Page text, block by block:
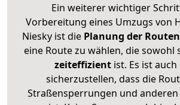
Ein weiterer wichtiger
Vorbereitung eines Umzugs von
Niesky ist die Planung der Routen
eine Route zu wählen, die sowohl
zeiteffizientist. Es ist auch
sicherzustellen, dass die
Straßensperrungen und